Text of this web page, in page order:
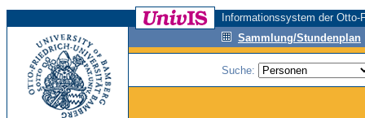
Informationssystem der
Sammlung/Stundenplan
Suche: